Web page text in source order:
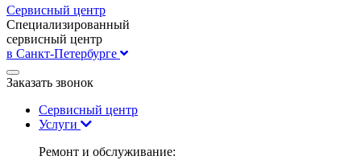
Сервисный центр
Специализированный
сервисный центр
в Санкт-Петербурге
Заказать звонок
Сервисный центр
Услуги
Ремонт и обслуживание: